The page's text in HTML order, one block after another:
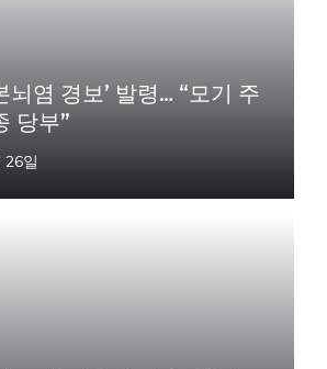
뇌염 경보’ 발령… “모기 주
당부”
26일